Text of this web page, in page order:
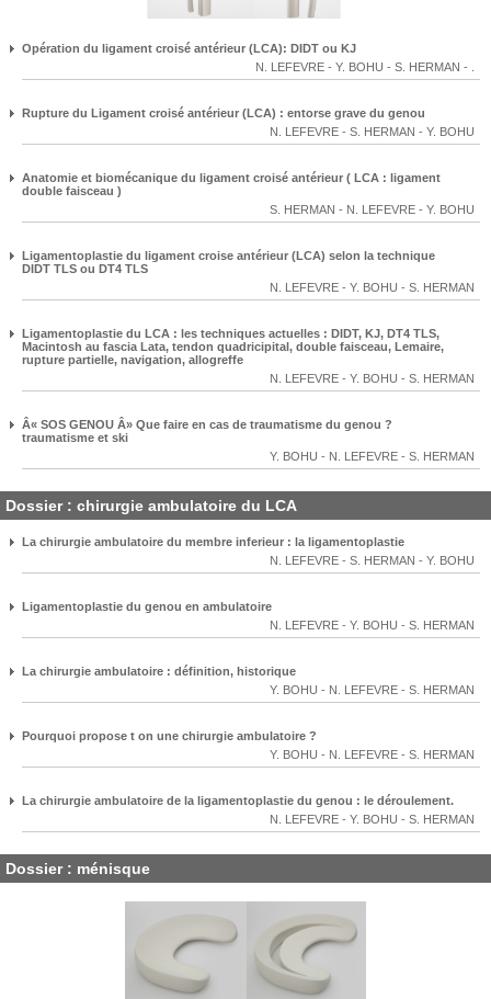
Opération du ligament croisé antérieur (LCA): DIDT ou KJ
N. LEFEVRE - Y. BOHU - S. HERMAN -
Rupture du Ligament croisé antérieur (LCA) : entorse grave du genou
N. LEFEVRE - S. HERMAN - Y. BOHU
Anatomie et biomécanique du ligament croisé antérieur ( LCA : ligament
double faisceau )
S. HERMAN - N. LEFEVRE - Y. BOHU
Ligamentoplastie du ligament croise antérieur (LCA) selon la technique
DIDT TLS ou DT4 TLS
N. LEFEVRE - Y. BOHU - S. HERMAN
Ligamentoplastie du LCA : les techniques actuelles : DIDT, KJ, DT4 TLS,
Macintosh au fascia Lata, tendon quadricipital, double faisceau, Lemaire,
rupture partielle, navigation, allogreffe
N. LEFEVRE - Y. BOHU - S. HERMAN
Â« SOS GENOU Â» Que faire en cas de traumatisme du genou ?
traumatisme et ski
Y. BOHU - N. LEFEVRE - S. HERMAN
Dossier : chirurgie ambulatoire du LCA
La chirurgie ambulatoire du membre inferieur : la ligamentoplastie
N. LEFEVRE - S. HERMAN - Y. BOHU
Ligamentoplastie du genou en ambulatoire
N. LEFEVRE - Y. BOHU - S. HERMAN
La chirurgie ambulatoire : définition, historique
Y. BOHU - N. LEFEVRE - S. HERMAN
Pourquoi propose t on une chirurgie ambulatoire ?
Y. BOHU - N. LEFEVRE - S. HERMAN
La chirurgie ambulatoire de la ligamentoplastie du genou : le déroulement.
N. LEFEVRE - Y. BOHU - S. HERMAN
Dossier : ménisque